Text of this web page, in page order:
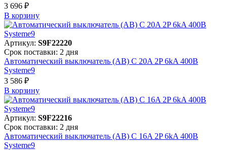
3 696 ₽
В корзинy
Артикул: S9F22220
Срок поставки: 2 дня
Автоматический выключатель (АВ) C 20A 2P 6kA 400В
Systeme9
3 586 ₽
В корзинy
Артикул: S9F22216
Срок поставки: 2 дня
Автоматический выключатель (АВ) C 16A 2P 6kA 400В
Systeme9